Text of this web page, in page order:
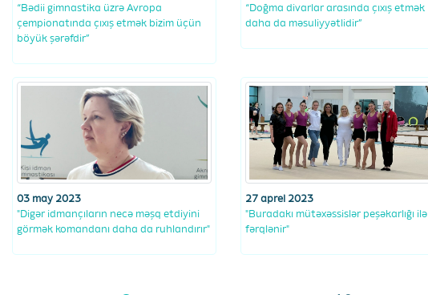
“Bədii gimnastika üzrə Avropa
çempionatında çıxış etmək bizim üçün
böyük şərəfdir”
“Doğma divarlar arasında çıxış etmək
daha da məsuliyyətlidir”
03 may 2023
"Digər idmançıların necə məşq etdiyini
görmək komandanı daha da ruhlandırır"
27 aprel 2023
"Buradakı mütəxəssislər peşəkarlığı ilə
fərqlənir"